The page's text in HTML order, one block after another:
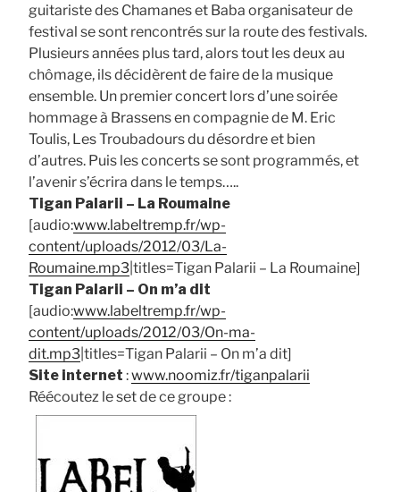
guitariste des Chamanes et Baba organisateur de
festival se sont rencontrés sur la route des festivals.
Plusieurs années plus tard, alors tout les deux au
chômage, ils décidèrent de faire de la musique
ensemble. Un premier concert lors d’une soirée
hommage à Brassens en compagnie de M. Eric
Toulis, Les Troubadours du désordre et bien
d’autres. Puis les concerts se sont programmés, et
l’avenir s’écrira dans le temps…..
Tigan Palarii – La Roumaine
[audio:www.labeltremp.fr/wp-
content/uploads/2012/03/La-
Roumaine.mp3 |titles=Tigan Palarii – La Roumaine]
Tigan Palarii – On m’a dit
[audio:www.labeltremp.fr/wp-
content/uploads/2012/03/On-ma-
dit.mp3 |titles=Tigan Palarii – On m’a dit]
Site internet :www.noomiz.fr/tiganpalarii
Réécoutez le set de ce groupe :